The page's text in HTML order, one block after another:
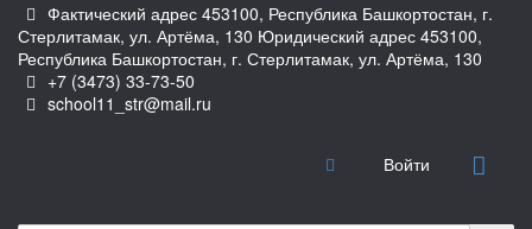
Фактический адрес 453100, Республика Башкортостан, г.
Стерлитамак, ул. Артёма, 130 Юридический адрес 453100,
Республика Башкортостан, г. Стерлитамак, ул. Артёма, 130
+7 (3473) 33-73-50
school11_str@mail.ru
Войти